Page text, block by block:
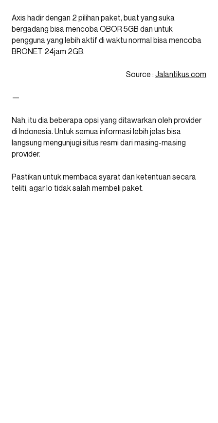
Axis hadir dengan 2 pilihan paket, buat yang suka
bergadang bisa mencoba OBOR 5GB dan untuk
pengguna yang lebih aktif di waktu normal bisa mencoba
BRONET 24jam 2GB.
Source : Jalantikus.com
—
Nah, itu dia beberapa opsi yang ditawarkan oleh provider
di Indonesia. Untuk semua informasi lebih jelas bisa
langsung mengunjugi situs resmi dari masing-masing
provider.
Pastikan untuk membaca syarat dan ketentuan secara
teliti, agar lo tidak salah membeli paket.